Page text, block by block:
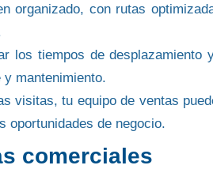
organizado, con rutas
los tiempos de desplazamiento
mantenimiento.
visitas, tu equipo de ventas
oportunidades de negocio.
comerciales